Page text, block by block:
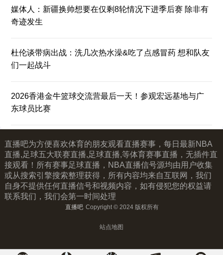
媒体人：新疆换帅想要在仅剩8轮情况下进季后赛 除非有
奇迹发生
杜伦谈带病出战：洗几次热水澡&吃了点感冒药 想和队友
们一起战斗
2026香港金牛篮球交流营最后一天！参观宏远基地与广
东球员比赛
直播吧为方便喜欢体育的朋友观看直播赛事，每日最新NBA
直播,足球五大联赛直播,足球直播,等体育赛事直播，无插件直
接观看！所有赛事足球直播，NBA直播信号源均由用户收集
或从搜索引擎搜索整理获得，所有内容均来自互联网，我们
自身不提供任何直播信号和视频内容，如有侵犯您的权益请
联系我们，我们会第一时间处理
直播吧 Copyright © 2024 版权所有
站点地图